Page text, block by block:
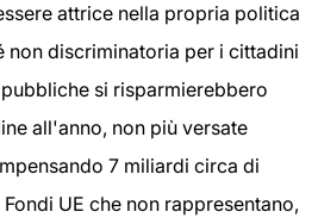
attrice nella propria politica
discriminatoria per i cittadini
si risparmierebbero
all'anno, non più versate
7 miliardi circa di
UE che non rappresentano,